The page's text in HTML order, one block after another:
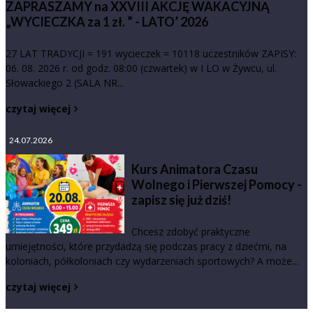
ZAPRASZAMY na XXVIII AKCJĘ WAKACYJNĄ
„WYCIECZKA za 1 zł. ” - LATO’ 2026
27 LAT TRADYCJI = 191 wycieczek = 10118 uczestników ZAPISY:
06. 08. 2026 r. od godz. 08:00 (czwartek) w I LO w Żywcu, ul.
Słowackiego 2 (SALA NR...
czytaj więcej
24.07.2026
Kurs Animatora Czasu
Wolnego i Pierwszej Pomocy -
zapisz się już dziś!
Chcesz zdobyć praktyczne
umiejętności, które przydadzą się podczas pracy z dziećmi, na
koloniach, półkoloniach czy wydarzeniach sportowych? A może...
czytaj więcej